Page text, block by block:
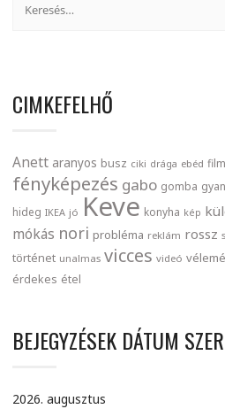
CIMKEFELHŐ
Anett aranyos busz ciki drága ebéd film
fényképezés gabo gomba
hideg IKEA jó Keve konyha kép
mókás nori probléma reklám rossz
történet unalmas vicces videó
érdekes étel
BEJEGYZÉSEK DÁTUM
2026. augusztus